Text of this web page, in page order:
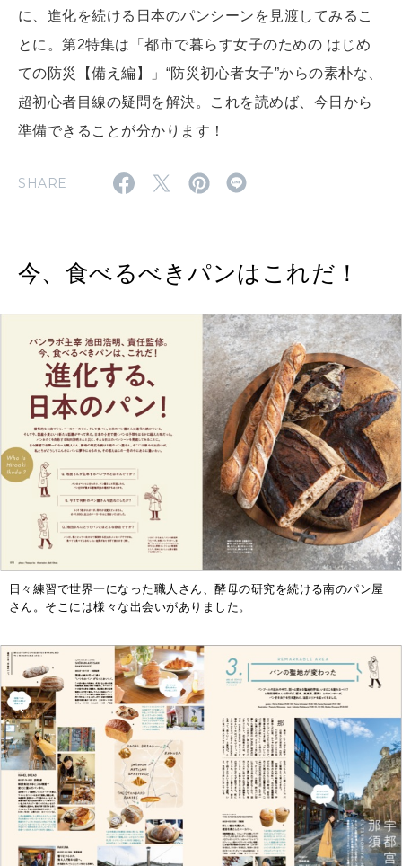
2026年8月号『お茶の時間です。』
2026年7月号「鎌倉 ローカルが 教えてくれた 本当の歩き方。」
2026年6月号「大銀座 トレンドが生まれる 新しい一流店へ。」
2026年1月号「猫がいれば、幸せ」
2025年12月号「お酒の新常識。」
MAGAZINE MOOK
に、進化を続ける日本のパンシーンを見渡してみるこ
とに。第2特集は「都市で暮らす女子のための はじめ
ての防災【備え編】」 “防災初心者女子”からの素朴な、
超初心者目線の疑問を解決。これを読めば、今日から
準備できることが分かります！
SHARE
今、食べるべきパンはこれだ！
日々練習で世界一になった職人さん、酵母の研究を続ける南のパン屋
さん。そこには様々な出会いがありました。